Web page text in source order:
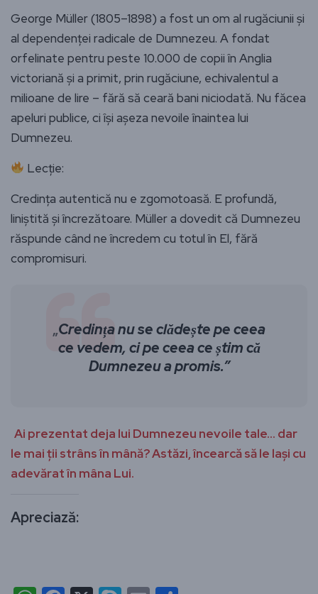
George Müller (1805–1898) a fost un om al rugăciunii și
al dependenței radicale de Dumnezeu. A fondat
orfelinate pentru peste 10.000 de copii în Anglia
victoriană și a primit, prin rugăciune, echivalentul a
milioane de lire – fără să ceară bani niciodată. Nu făcea
apeluri publice, ci își așeza nevoile înaintea lui
Dumnezeu.
Lecție:
Credința autentică nu e zgomotoasă. E profundă,
liniștită și încrezătoare. Müller a dovedit că Dumnezeu
răspunde când ne încredem cu totul în El, fără
compromisuri.
„Credința nu se clădește pe ceea
ce vedem, ci pe ceea ce știm că
Dumnezeu a promis.”
Ai prezentat deja lui Dumnezeu nevoile tale… dar
le mai ții strâns în mână? Astăzi, încearcă să le lași cu
adevărat în mâna Lui.
Apreciază: